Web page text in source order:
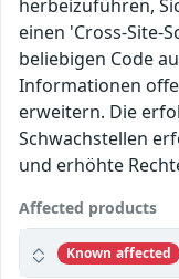
herbeizuführen,
einen 'Cross-Site-
beliebigen Code
Informationen
erweitern. Die
Schwachstellen
und erhöhte
Affected products
Known affected